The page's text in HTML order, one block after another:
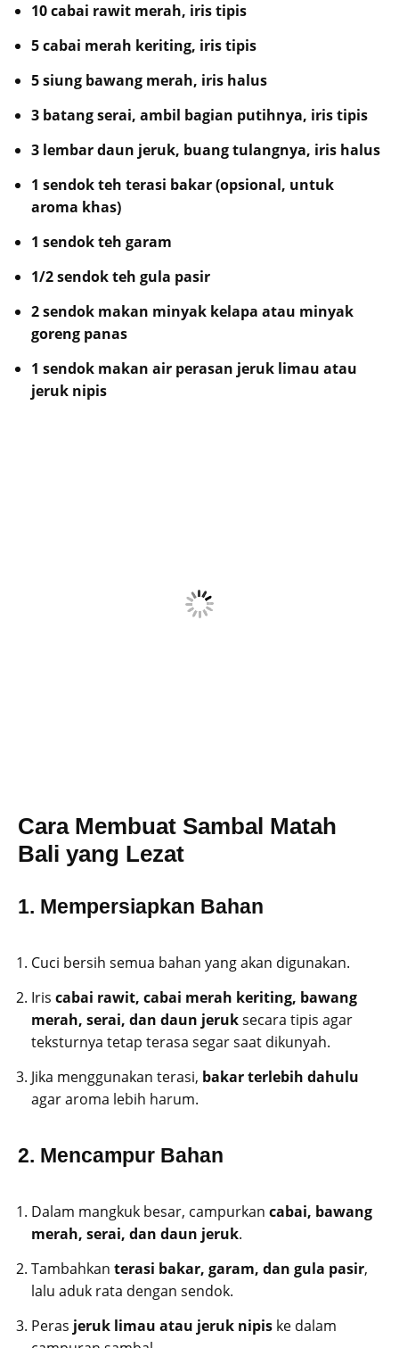
10 cabai rawit merah, iris tipis
5 cabai merah keriting, iris tipis
5 siung bawang merah, iris halus
3 batang serai, ambil bagian putihnya, iris tipis
3 lembar daun jeruk, buang tulangnya, iris halus
1 sendok teh terasi bakar (opsional, untuk
aroma khas)
1 sendok teh garam
1/2 sendok teh gula pasir
2 sendok makan minyak kelapa atau minyak
goreng panas
1 sendok makan air perasan jeruk limau atau
jeruk nipis
Cara Membuat Sambal Matah
Bali yang Lezat
1. Mempersiapkan Bahan
Cuci bersih semua bahan yang akan digunakan.
Iris cabai rawit, cabai merah keriting, bawang
merah, serai, dan daun jeruksecara tipis agar
teksturnya tetap terasa segar saat dikunyah.
Jika menggunakan terasi, bakar terlebih dahulu
agar aroma lebih harum.
2. Mencampur Bahan
Dalam mangkuk besar, campurkan cabai, bawang
merah, serai, dan daun jeruk.
Tambahkan terasi bakar, garam, dan gula pasir,
lalu aduk rata dengan sendok.
Peras jeruk limau atau jeruk nipis ke dalam